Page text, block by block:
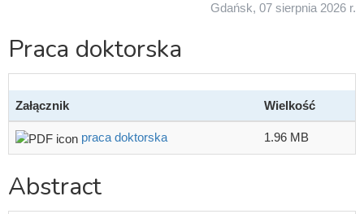
Gdańsk, 07 sierpnia 2026 r.
Praca doktorska
Załącznik Wielkość
praca doktorska 1.96 MB
Abstract